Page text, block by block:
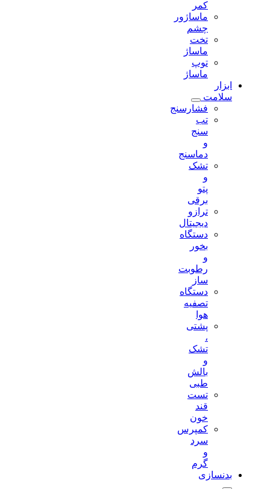
ماساژور
تخت
ماساژ
توپ
ماساژ
ابزار
سلامت
فشارسنج
دماسنج
تشک
ترازو
دیجیتال
دستگاه
رطوبت
دستگاه
تصفیه
پشتی
تست
کمپرس
بدنسازی